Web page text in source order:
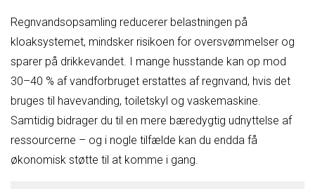
Regnvandsopsamling reducerer belastningen på
kloaksystemet, mindsker risikoen for oversvømmelser og
sparer på drikkevandet. I mange husstande kan op mod
30–40 % af vandforbruget erstattes af regnvand, hvis det
bruges til havevanding, toiletskyl og vaskemaskine.
Samtidig bidrager du til en mere bæredygtig udnyttelse af
ressourcerne – og i nogle tilfælde kan du endda få
økonomisk støtte til at komme i gang.